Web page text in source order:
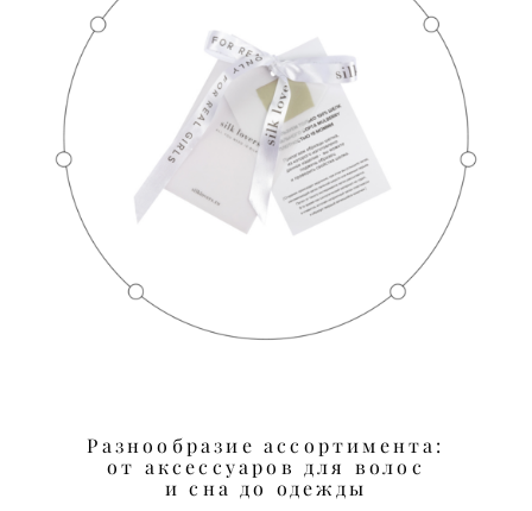
Разнообразие ассортимента:
от аксессуаров для волос
и сна до одежды